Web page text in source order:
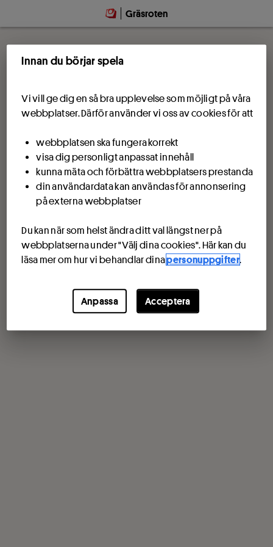
Gräsroten
Innan du börjar spela
Vi vill ge dig en så bra upplevelse som möjligt på våra
webbplatser. Därför använder vi oss av cookies för att
webbplatsen ska fungera korrekt
visa dig personligt anpassat innehåll
kunna mäta och förbättra webbplatsers prestanda
din användardata kan användas för annonsering
på externa webbplatser
Du kan när som helst ändra ditt val längst ner på
webbplatserna under "Välj dina cookies". Här kan du
läsa mer om hur vi behandlar dinapersonuppgifter.
Anpassa Acceptera